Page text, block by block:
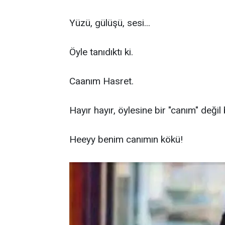
Yüzü, gülüşü, sesi...
Öyle tanıdıktı ki.
Caanım Hasret.
Hayır hayır, öylesine bir "canım" değil
Heeyy benim canımın kökü!